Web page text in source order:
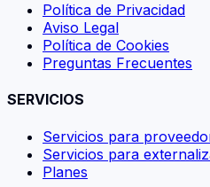
Política de Privacidad
Aviso Legal
Política de Cookies
Preguntas Frecuentes
SERVICIOS
Servicios para
Servicios para
Planes